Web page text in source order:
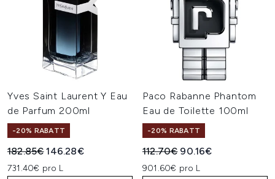
Yves Saint Laurent Y Eau
de Parfum 200ml
-20% RABATT
Unverbindliche Preisempfehlung:
182.85€Aktueller Preis:
146.28€
731.40€ pro L
Paco Rabanne Phantom
Eau de Toilette 100ml
-20% RABATT
Unverbindliche
112.70€ Aktueller Preis:
90.16€
901.60€ pro L